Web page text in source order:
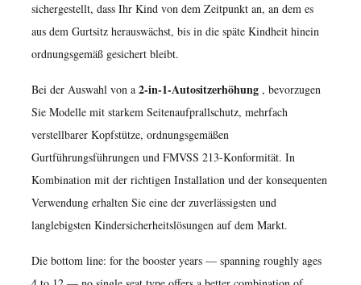
sichergestellt, dass Ihr Kind von dem Zeitpunkt an, an dem es
aus dem Gurtsitz herauswächst, bis in die späte Kindheit hinein
ordnungsgemäß gesichert bleibt.
Bei der Auswahl von a 2-in-1-Autositzerhöhung , bevorzugen
Sie Modelle mit starkem Seitenaufprallschutz, mehrfach
verstellbarer Kopfstütze, ordnungsgemäßen
Gurtführungsführungen und FMVSS 213-Konformität. In
Kombination mit der richtigen Installation und der konsequenten
Verwendung erhalten Sie eine der zuverlässigsten und
langlebigsten Kindersicherheitslösungen auf dem Markt.
Die bottom line: for the booster years — spanning roughly ages